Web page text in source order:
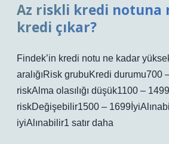
Az riskli kredi notuna
kredi çıkar?
Findek’in kredi notu ne kadar
aralığıRisk grubuKredi durumu700
riskAlma olasılığı düşük1100 –
riskDeğişebilir1500 –
iyiAlınabilir1 satır daha